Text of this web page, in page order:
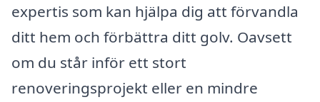
expertis som kan hjälpa dig att förvandla
ditt hem och förbättra ditt golv. Oavsett
om du står inför ett stort
renoveringsprojekt eller en mindre